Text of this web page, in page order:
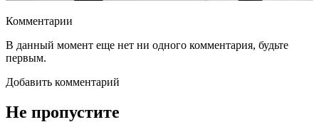
Комментарии
В данный момент еще нет ни одного комментария, будьте
первым.
Добавить комментарий
Не пропустите